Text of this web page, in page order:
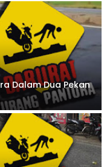
Dalam Dua Pekan